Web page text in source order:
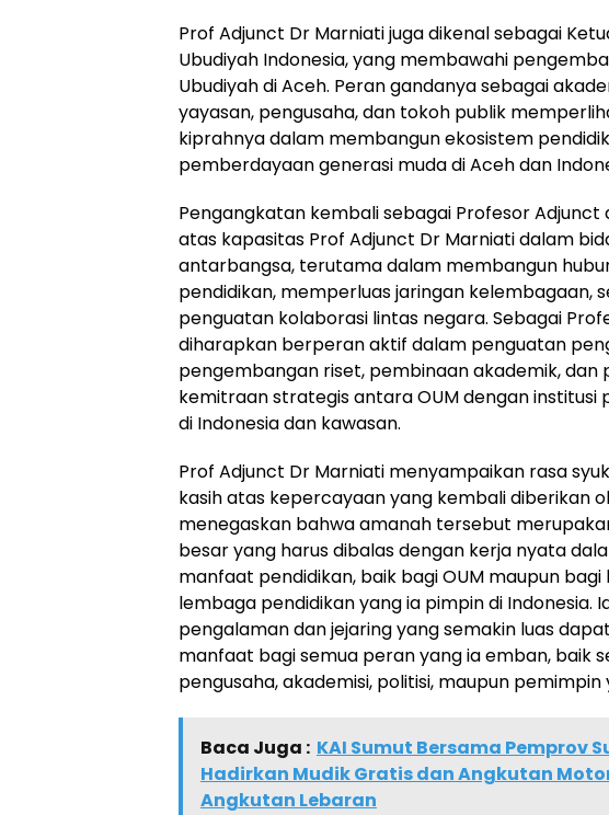
Prof Adjunct Dr Marniati juga dikenal sebagai
Ubudiyah Indonesia, yang membawahi
Ubudiyah di Aceh. Peran gandanya sebagai
yayasan, pengusaha, dan tokoh publik
kiprahnya dalam membangun ekosistem
pemberdayaan generasi muda di Aceh dan
Pengangkatan kembali sebagai Profesor Adjunct
atas kapasitas Prof Adjunct Dr Marniati dalam
antarbangsa, terutama dalam membangun
pendidikan, memperluas jaringan kelembagaan,
penguatan kolaborasi lintas negara. Sebagai
diharapkan berperan aktif dalam penguatan
pengembangan riset, pembinaan akademik, dan
kemitraan strategis antara OUM dengan institusi
di Indonesia dan kawasan.
Prof Adjunct Dr Marniati menyampaikan rasa
kasih atas kepercayaan yang kembali diberikan
menegaskan bahwa amanah tersebut
besar yang harus dibalas dengan kerja nyata
manfaat pendidikan, baik bagi OUM maupun
lembaga pendidikan yang ia pimpin di Indonesia.
pengalaman dan jejaring yang semakin luas
manfaat bagi semua peran yang ia emban, baik
pengusaha, akademisi, politisi, maupun pemimpin
Baca Juga : KAI Sumut Bersama Pemprov
Hadirkan Mudik Gratis dan Angkutan
Angkutan Lebaran